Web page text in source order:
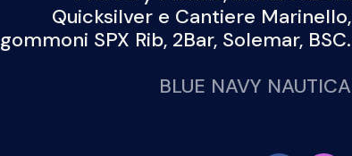
Quicksilver e Cantiere Marinello,
gommoni SPX Rib, 2Bar, Solemar, BSC.
BLUE NAVY NAUTICA